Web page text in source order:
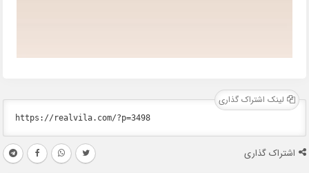
لینک اشتراک گذاری
اشتراک گذاری